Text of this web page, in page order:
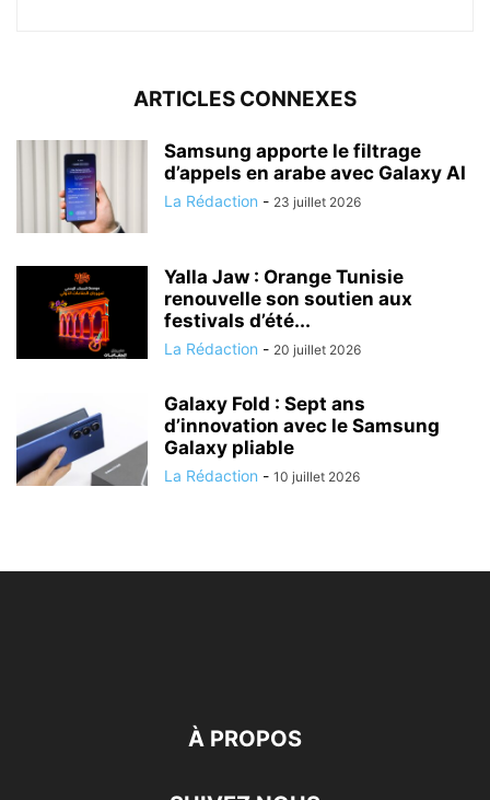
ARTICLES CONNEXES
Samsung apporte le filtrage
d’appels en arabe avec Galaxy AI
La Rédaction - 23 juillet 2026
Yalla Jaw : Orange Tunisie
renouvelle son soutien aux
festivals d’été...
La Rédaction - 20 juillet 2026
Galaxy Fold : Sept ans
d’innovation avec le Samsung
Galaxy pliable
La Rédaction - 10 juillet 2026
À PROPOS